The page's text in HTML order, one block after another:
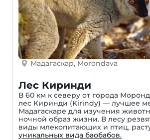
Мадагаскар, Morondava
Лес Киринди
В 60 км к северу от города
лес Киринди (Kirindy) — лучшее
Мадагаскаре для изучения
ночной образ жизни. В лесу
виды млекопитающих и птиц,
уникальных вида баобабов.